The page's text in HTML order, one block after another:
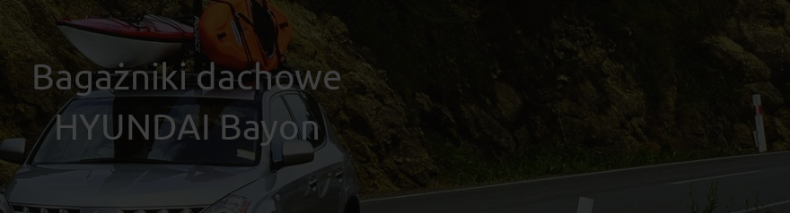
Bagażniki dachowe
HYUNDAI Bayon